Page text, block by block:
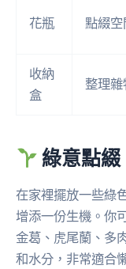
花瓶 點綴
收納
盒
整理
綠意點綴
在家裡擺放一些綠
增添一份生機。你
金葛、虎尾蘭、多
和水分，非常適合